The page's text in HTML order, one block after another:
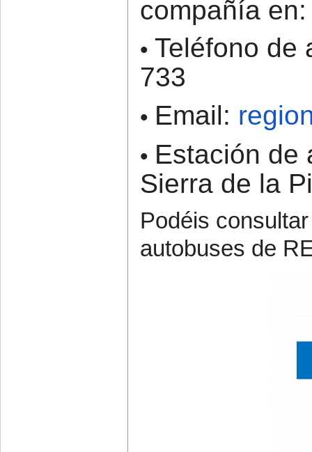
compañía en:
• Teléfono de
733
• Email:
• Estación de
Sierra de la
Podéis
autobuses de